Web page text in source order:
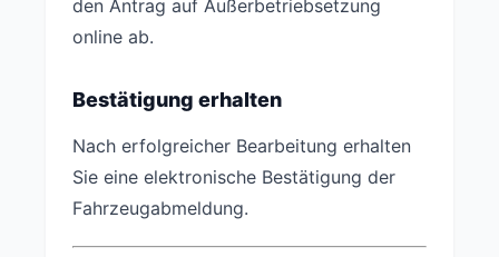
den Antrag auf Außerbetriebsetzung
online ab.
Bestätigung erhalten
Nach erfolgreicher Bearbeitung erhalten
Sie eine elektronische Bestätigung der
Fahrzeugabmeldung.